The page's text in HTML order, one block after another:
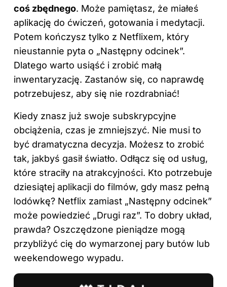
coś zbędnego. Może pamiętasz, że miałeś
aplikację do ćwiczeń, gotowania i medytacji.
Potem kończysz tylko z Netflixem, który
nieustannie pyta o „Następny odcinek”.
Dlatego warto usiąść i zrobić małą
inwentaryzację. Zastanów się, co naprawdę
potrzebujesz, aby się nie rozdrabniać!
Kiedy znasz już swoje subskrypcyjne
obciążenia, czas je zmniejszyć. Nie musi to
być dramatyczna decyzja. Możesz to zrobić
tak, jakbyś gasił światło. Odłącz się od usług,
które straciły na atrakcyjności. Kto potrzebuje
dziesiątej aplikacji do filmów, gdy masz pełną
lodówkę? Netflix zamiast „Następny odcinek”
może powiedzieć „Drugi raz”. To dobry układ,
prawda? Oszczędzone pieniądze mogą
przybliżyć cię do wymarzonej pary butów lub
weekendowego wypadu.